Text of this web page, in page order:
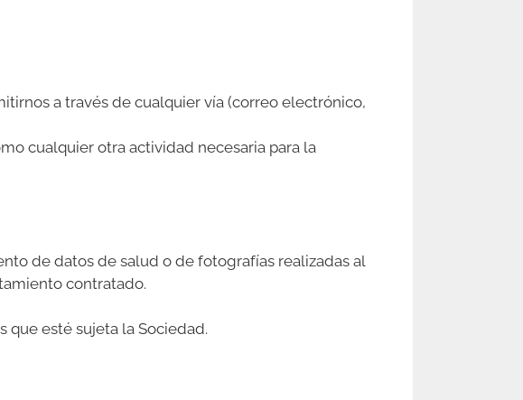
a través de cualquier vía (correo electrónico,
cualquier otra actividad necesaria para la
de datos de salud o de fotografías realizadas al
contratado.
que esté sujeta la Sociedad.